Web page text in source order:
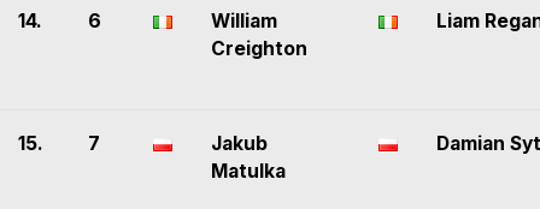
14. 6
William
Creighton
Liam
15. 7
Jakub
Matulka
Damian